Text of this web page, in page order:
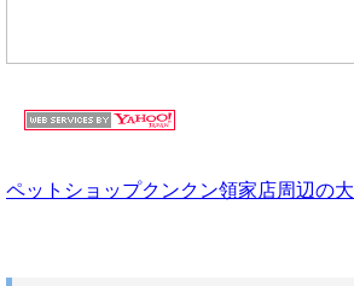
ペットショップクンクン領家店周辺の